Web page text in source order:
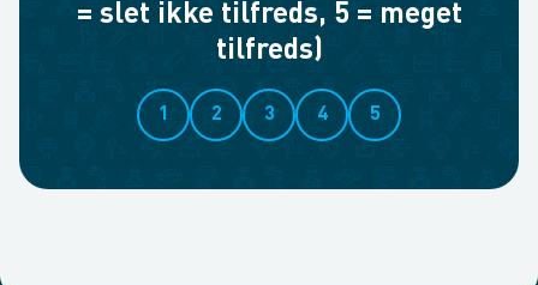
= slet ikke tilfreds, 5 = meget
tilfreds)
1 2 3 4 5